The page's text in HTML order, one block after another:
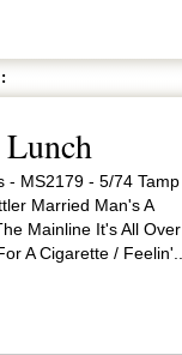
- MS2179 - 5/74 Tamp
Married Man's A
Mainline It's All Over
A Cigarette /